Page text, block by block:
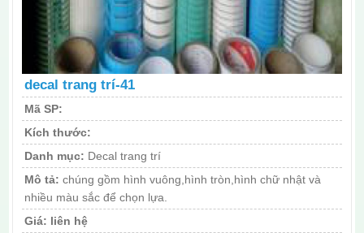
decal trang trí-41
Mã SP:
Kích thước:
Danh mục: Decal trang trí
Mô tả: chúng gồm hình vuông,hình tròn,hình chữ nhật và
nhiều màu sắc để chọn lựa.
Giá: liên hệ